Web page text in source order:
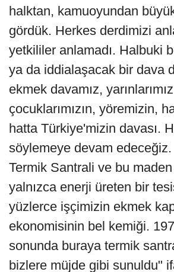
halktan, kamuoyundan
gördük. Herkes derdimizi
yetkililer anlamadı. Halbuki
ya da iddialaşacak bir dava
ekmek davamız,
çocuklarımızın, yöremizin,
hatta Türkiye'mizin davası.
söylemeye devam edeceğiz.
Termik Santrali ve bu maden
yalnızca enerji üreten bir
yüzlerce işçimizin ekmek
ekonomisinin bel kemiği.
sonunda buraya termik
bizlere müjde gibi sunuldu"